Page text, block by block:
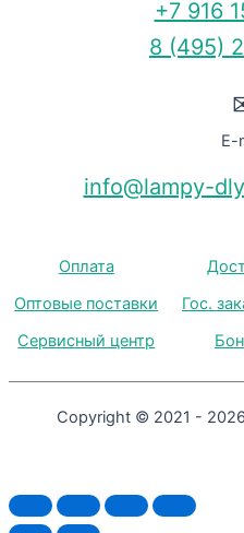
+7 916
8 (495)
E-
info@lampy-
Оплата
Оптовые поставки
Гос.
Сервисный центр
Copyright © 2021 -